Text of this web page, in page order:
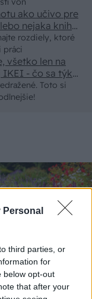
Personal
third parties, or
for
below opt-out
that after your
rozdiely, ktoré
práci
ako učivo pre
s
kryštálikou. A rozdiel - schnutie a zretie. Nič?
Toto si
všetko len na
IKEI - čo sa týka
remeselným
z DTD
to byť len
7 fialových
ktoré rozžiaria